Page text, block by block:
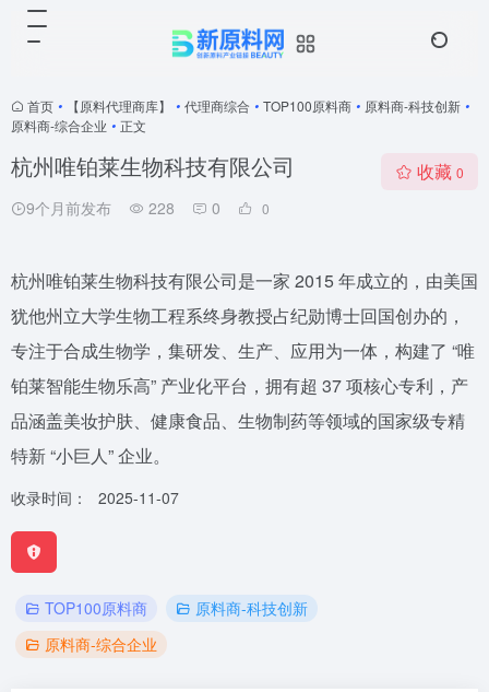
首页 • 【原料代理商库】 • 代理商综合 • TOP100原料商 • 原料商-科技创新 •
原料商-综合企业 • 正文
杭州唯铂莱生物科技有限公司
9个月前发布 228 0 0
收藏 0
杭州唯铂莱生物科技有限公司是一家 2015 年成立的，由美国
犹他州立大学生物工程系终身教授占纪勋博士回国创办的，
专注于合成生物学，集研发、生产、应用为一体，构建了 “唯
铂莱智能生物乐高” 产业化平台，拥有超 37 项核心专利，产
品涵盖美妆护肤、健康食品、生物制药等领域的国家级专精
特新 “小巨人” 企业。
收录时间： 2025-11-07
TOP100原料商
原料商-科技创新
原料商-综合企业